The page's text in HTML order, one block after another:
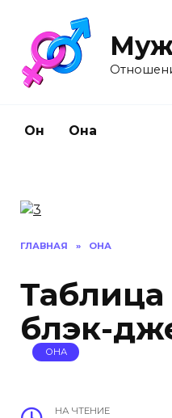
Он Она
ГЛАВНАЯ » ОНА
блэк-
ОНА
НА ЧТЕНИЕ